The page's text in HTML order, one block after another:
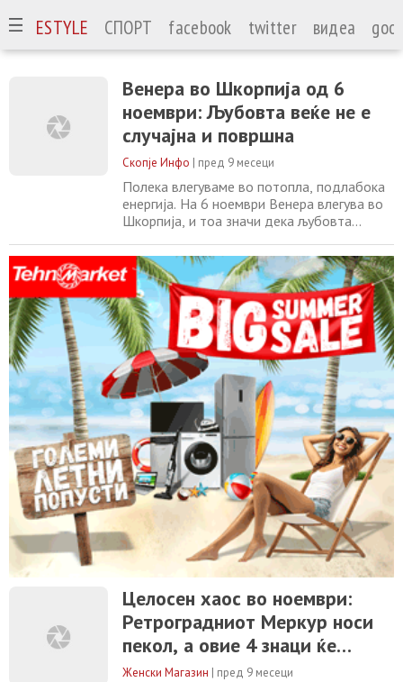
LIFESTYLE СПОРТ facebook twitter видеа
Венера во Шкорпија од 6
ноември: Љубовта веќе не е
случајна и површна
Скопје Инфо | пред 9 месеци
Полека влегуваме во потопла, подлабока
енергија. На 6 ноември Венера влегува во
Шкорпија, и тоа значи дека љубовта
Photo by Ash Davenport on Unsplash Овој
транзит носи желба за вистинска блискост,
искреност и силна врска со луѓето што ги
сакаме. Повеќе не ни е доволно само убав
разговор или навика. Сакаме присутност,
Целосен хаос во ноември:
Ретроградниот Меркур носи
пекол, а овие 4 знаци ќе
доживеат судбински пресврт
Женски Магазин | пред 9 месеци